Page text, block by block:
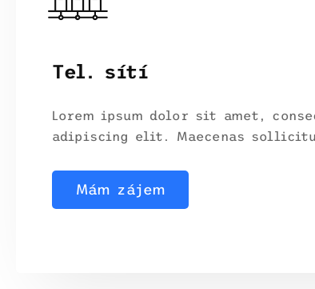
Tel. sítí
Lorem ipsum dolor sit amet,
adipiscing elit. Maecenas
Mám zájem